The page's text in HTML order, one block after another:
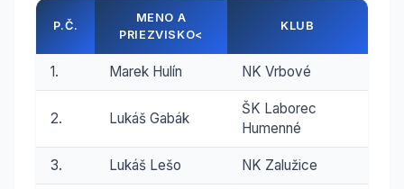
P.Č.
MENO A
PRIEZVISKO<
KLUB
1. Marek Hulín NK Vrbové
2. Lukáš Gabák
ŠK Laborec
Humenné
3. Lukáš Lešo NK Zalužice